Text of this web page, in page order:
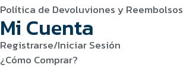
Política de Devoluviones y Reembolsos
Mi Cuenta
Registrarse/Iniciar Sesión
¿Cómo Comprar?